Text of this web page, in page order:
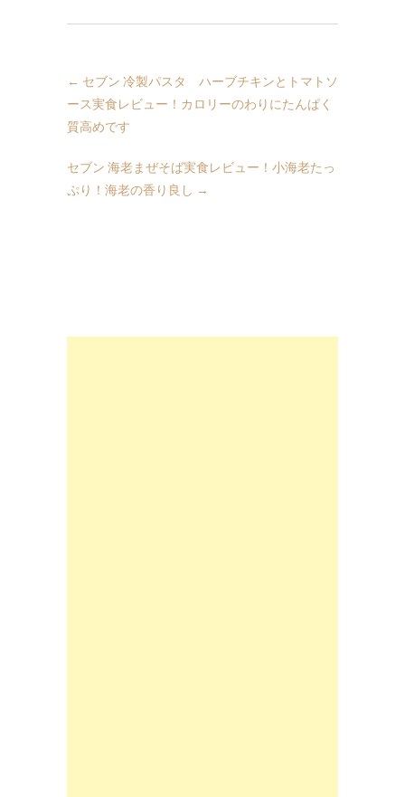
← セブン 冷製パスタ ハーブチキンとトマトソ
ース実食レビュー！カロリーのわりにたんぱく
質高めです
セブン 海老まぜそば実食レビュー！小海老たっ
ぷり！海老の香り良し →